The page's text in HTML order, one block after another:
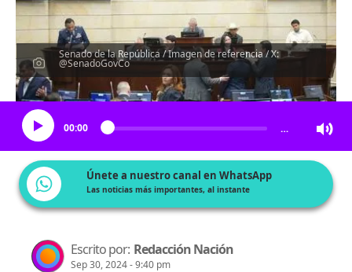
Senado de la República / Imagen de referencia / X:
@SenadoGovCo
Escucha el artículo
00:00 …
Únete a nuestro canal en WhatsApp
Las noticias más importantes, al instante
Escrito por: Redacción Nación
Sep 30, 2024 - 9:40 pm